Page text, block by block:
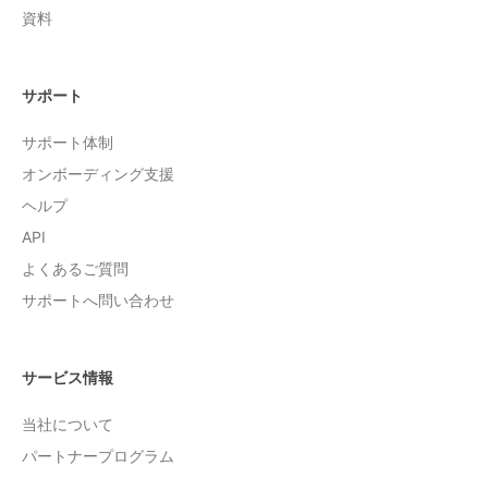
資料
サポート
サポート体制
オンボーディング支援
ヘルプ
API
よくあるご質問
サポートへ問い合わせ
サービス情報
当社について
パートナープログラム